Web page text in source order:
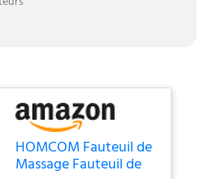
HOMCOM Fauteuil de
Massage Fauteuil de